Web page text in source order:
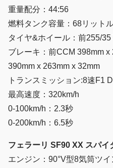
重量配分：44:56
燃料タンク容量：68リット
タイヤ&ホイール：前255/
ブレーキ：前CCM 398mm x
390mm x 263mm x 32mm
トランスミッション:8速F1
最高速度：320km/h
0-100km/h：2.3秒
0-200km/h：6.5秒
フェラーリ SF90 XX スパイ
エンジン：90°V型8気筒ツイ